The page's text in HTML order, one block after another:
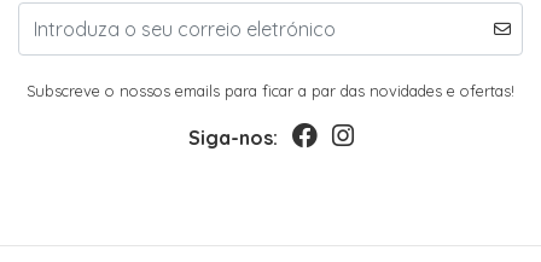
Subscreve o nossos emails para ficar a par das novidades e ofertas!
Siga-nos: